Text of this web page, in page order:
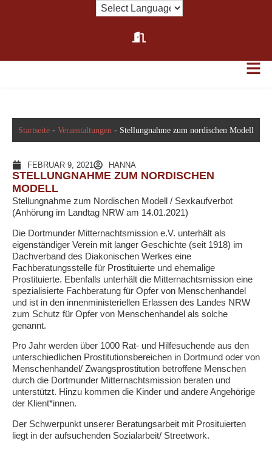
Startseite - Veranstaltungen - Stellungnahme zum nordischen Modell
FEBRUAR 9, 2021 HANNA
STELLUNGNAHME ZUM NORDISCHEN
MODELL
Stellungnahme zum Nordischen Modell / Sexkaufverbot
(Anhörung im Landtag NRW am 14.01.2021)
Die Dortmunder Mitternachtsmission e.V. unterhält als
eigenständiger Verein mit langer Geschichte (seit 1918) im
Dachverband des Diakonischen Werkes eine
Fachberatungsstelle für Prostituierte und ehemalige
Prostituierte. Ebenfalls unterhält die Mitternachtsmission eine
spezialisierte Fachberatung für Opfer von Menschenhandel
und ist in den innenministeriellen Erlassen des Landes NRW
zum Schutz für Opfer von Menschenhandel als solche
genannt.
Pro Jahr werden über 1000 Rat- und Hilfesuchende aus den
unterschiedlichen Prostitutionsbereichen in Dortmund oder von
Menschenhandel/ Zwangsprostitution betroffene Menschen
durch die Dortmunder Mitternachtsmission beraten und
unterstützt. Hinzu kommen die Kinder und andere Angehörige
der Klient*innen.
Der Schwerpunkt unserer Beratungsarbeit mit Prosituierten
liegt in der aufsuchenden Sozialarbeit/ Streetwork.